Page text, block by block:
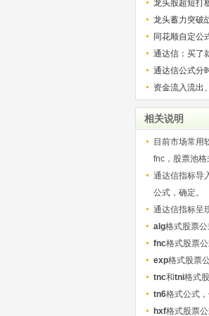
龙头股超短打
解）
龙头蓄力突破
的技巧（图解
同花顺自定公
通达信：买了
通达信公式分
资金流入流出
相关说明
目前市场常用
fnc，股票池格
通达信指标导
公式，确定。
通达信指标呈
alg格式股票
fnc格式股票
exp格式股票
tnc和tni格式
tn6格式公式
hxf格式股票